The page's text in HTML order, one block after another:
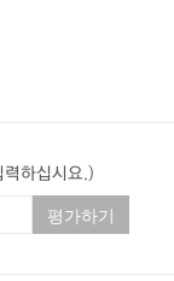
하십시요.)